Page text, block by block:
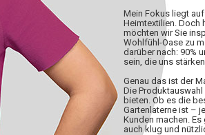
Mein Fokus liegt
Heimtextilien. Doch
möchten wir Sie
Wohlfühl-Oase zu
darüber nach: 90%
sein, die uns
Genau das ist der
Die
bieten. Ob es die
Gartenlaterne ist –
Kunden machen.
auch klug und